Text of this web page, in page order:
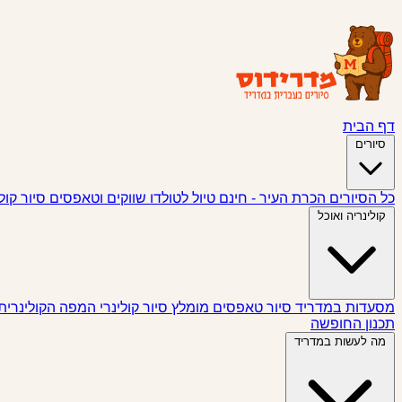
דף הבית
סיורים
כל הסיורים הכרת העיר - חינם טיול לטולדו שווקים וטאפסים סיור
קולינריה ואוכל
מסעדות במדריד סיור טאפסים מומלץ סיור קולינרי המפה
תכנון החופשה
מה לעשות במדריד